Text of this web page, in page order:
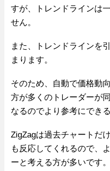
すが、トレンドラインは
せん。
また、トレンドラインを
まります。
そのため、自動で価格動
方が多くのトレーダーが
なるのでより参考にでき
ZigZagは過去チャートだ
も反応してくれるので、
ーと考える方が多いです。